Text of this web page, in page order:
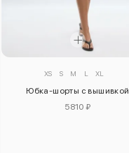
XS S M L XL
Юбка-шорты с вышивкой
5810 ₽